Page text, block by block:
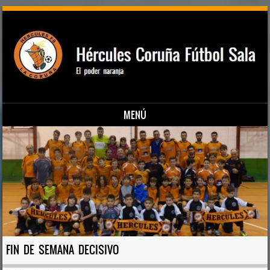
MENÚ
Saltar al contenido
FIN DE SEMANA DECISIVO